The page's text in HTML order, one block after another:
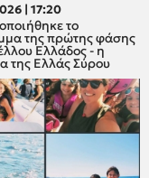
| 17:20
το
της πρώτης φάσης
Ελλάδος - η
της Ελλάς Σύρου